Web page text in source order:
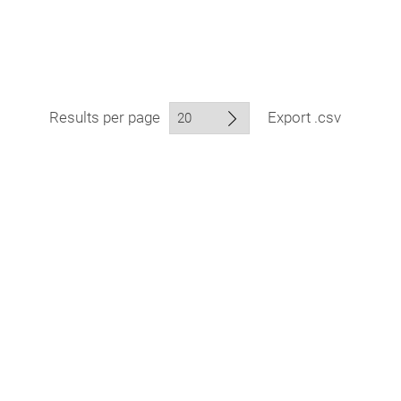
Results per page Export .csv